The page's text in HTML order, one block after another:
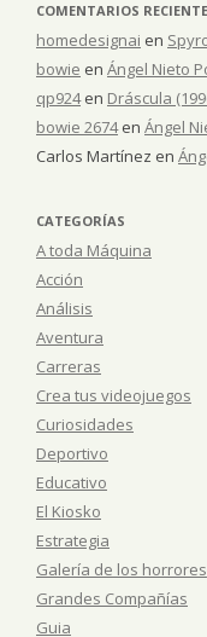
COMENTARIOS
homedesignai en
bowie en Ángel Nieto
qp924en Dráscula
bowie 2674en Ángel
Carlos Martínez en
CATEGORÍAS
A toda Máquina
Acción
Análisis
Aventura
Carreras
Crea tus videojuegos
Curiosidades
Deportivo
Educativo
El Kiosko
Estrategia
Galería de los horrores
Grandes Compañías
Guia